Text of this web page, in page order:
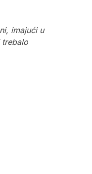
imajući u
trebalo